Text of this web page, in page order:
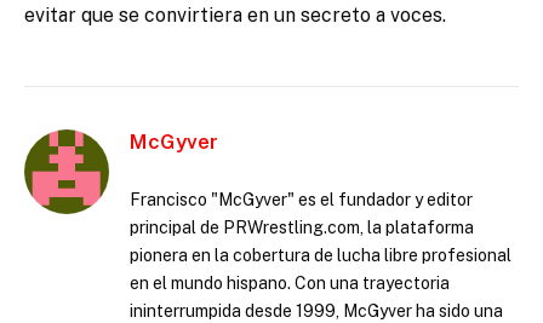
evitar que se convirtiera en un secreto a voces.
McGyver
Francisco "McGyver" es el fundador y editor
principal de PRWrestling.com, la plataforma
pionera en la cobertura de lucha libre profesional
en el mundo hispano. Con una trayectoria
ininterrumpida desde 1999, McGyver ha sido una